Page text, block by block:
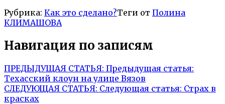
Рубрика: Как это сделано?Теги от Полина
КЛИМАШОВА
Навигация по записям
ПРЕДЫДУЩАЯ СТАТЬЯ: Предыдущая статья:
Техасский клоун на улице Вязов
СЛЕДУЮЩАЯ СТАТЬЯ: Следующая статья: Страх в
красках